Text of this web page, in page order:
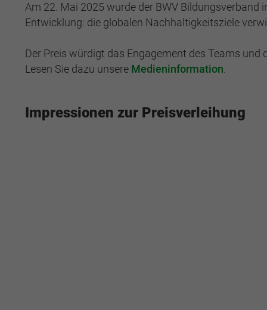
Am 22. Mai 2025 wurde der BWV Bildungsverband
Entwicklung: die globalen Nachhaltigkeitsziele
Der Preis würdigt das Engagement des Teams
Lesen Sie dazu unsere Medieninformation.
Impressionen zur Preisverleihung